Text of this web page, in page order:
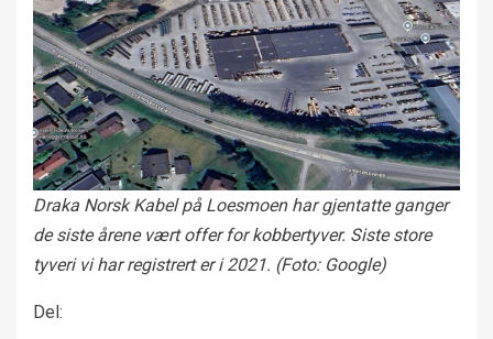
Draka Norsk Kabel på Loesmoen har gjentatte ganger
de siste årene vært offer for kobbertyver. Siste store
tyveri vi har registrert er i 2021. (Foto: Google)
Del: